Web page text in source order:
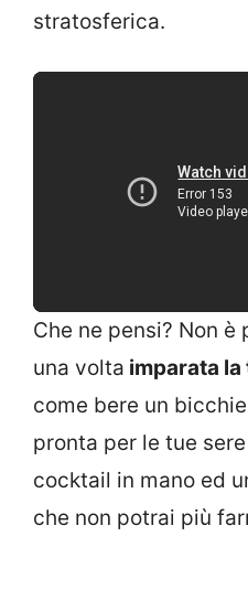
stratosferica.
Che ne pensi? Non
una volta imparata la
come bere un
pronta per le tue
cocktail in mano ed
che non potrai più